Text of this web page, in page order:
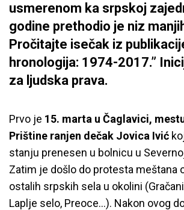
usmerenom ka srpskoj
godine prethodio je niz
Pročitajte isečak iz
hronologija: 1974-2017.”
za ljudska prava.
Prvo je 15. marta u Čaglavici,
Prištine ranjen dečak Jovica Ivić
stanju prenesen u bolnicu u
Zatim je došlo do protesta meštana
ostalih srpskih sela u okolini
Laplje selo, Preoce…). Nakon ovog